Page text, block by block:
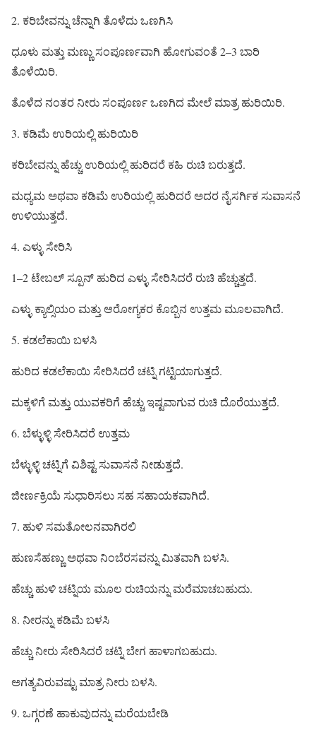
2. ಕರಿಬೇವನ್ನು ಚೆನ್ನಾಗಿ ತೊಳೆದು ಒಣಗಿಸಿ
ಧೂಳು ಮತ್ತು ಮಣ್ಣು ಸಂಪೂರ್ಣವಾಗಿ ಹೋಗುವಂತೆ 2–3 ಬಾರಿ
ತೊಳೆಯಿರಿ.
ತೊಳೆದ ನಂತರ ನೀರು ಸಂಪೂರ್ಣ ಒಣಗಿದ ಮೇಲೆ ಮಾತ್ರ ಹುರಿಯಿರಿ.
3. ಕಡಿಮೆ ಉರಿಯಲ್ಲಿ ಹುರಿಯಿರಿ
ಕರಿಬೇವನ್ನು ಹೆಚ್ಚು ಉರಿಯಲ್ಲಿ ಹುರಿದರೆ ಕಹಿ ರುಚಿ ಬರುತ್ತದೆ.
ಮಧ್ಯಮ ಅಥವಾ ಕಡಿಮೆ ಉರಿಯಲ್ಲಿ ಹುರಿದರೆ ಅದರ ನೈಸರ್ಗಿಕ ಸುವಾಸನೆ
ಉಳಿಯುತ್ತದೆ.
4. ಎಳ್ಳು ಸೇರಿಸಿ
1–2 ಟೇಬಲ್ ಸ್ಪೂನ್ ಹುರಿದ ಎಳ್ಳು ಸೇರಿಸಿದರೆ ರುಚಿ ಹೆಚ್ಚುತ್ತದೆ.
ಎಳ್ಳು ಕ್ಯಾಲ್ಸಿಯಂ ಮತ್ತು ಆರೋಗ್ಯಕರ ಕೊಬ್ಬಿನ ಉತ್ತಮ ಮೂಲವಾಗಿದೆ.
5. ಕಡಲೆಕಾಯಿ ಬಳಸಿ
ಹುರಿದ ಕಡಲೆಕಾಯಿ ಸೇರಿಸಿದರೆ ಚಟ್ನಿ ಗಟ್ಟಿಯಾಗುತ್ತದೆ.
ಮಕ್ಕಳಿಗೆ ಮತ್ತು ಯುವಕರಿಗೆ ಹೆಚ್ಚು ಇಷ್ಟವಾಗುವ ರುಚಿ ದೊರೆಯುತ್ತದೆ.
6. ಬೆಳ್ಳುಳ್ಳಿ ಸೇರಿಸಿದರೆ ಉತ್ತಮ
ಬೆಳ್ಳುಳ್ಳಿ ಚಟ್ನಿಗೆ ವಿಶಿಷ್ಟ ಸುವಾಸನೆ ನೀಡುತ್ತದೆ.
ಜೀರ್ಣಕ್ರಿಯೆ ಸುಧಾರಿಸಲು ಸಹ ಸಹಾಯಕವಾಗಿದೆ.
7. ಹುಳಿ ಸಮತೋಲನವಾಗಿರಲಿ
ಹುಣಸೆಹಣ್ಣು ಅಥವಾ ನಿಂಬೆರಸವನ್ನು ಮಿತವಾಗಿ ಬಳಸಿ.
ಹೆಚ್ಚು ಹುಳಿ ಚಟ್ನಿಯ ಮೂಲ ರುಚಿಯನ್ನು ಮರೆಮಾಚಬಹುದು.
8. ನೀರನ್ನು ಕಡಿಮೆ ಬಳಸಿ
ಹೆಚ್ಚು ನೀರು ಸೇರಿಸಿದರೆ ಚಟ್ನಿ ಬೇಗ ಹಾಳಾಗಬಹುದು.
ಅಗತ್ಯವಿರುವಷ್ಟು ಮಾತ್ರ ನೀರು ಬಳಸಿ.
9. ಒಗ್ಗರಣೆ ಹಾಕುವುದನ್ನು ಮರೆಯಬೇಡಿ